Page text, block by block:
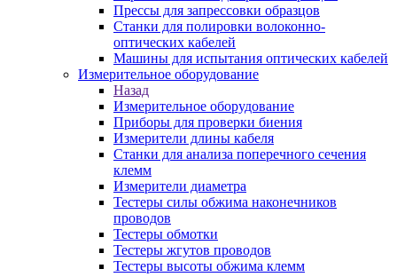
Прессы для запрессовки образцов
Станки для полировки волоконно-
оптических кабелей
Машины для испытания оптических кабелей
Измерительное оборудование
Назад
Измерительное оборудование
Приборы для проверки биения
Измерители длины кабеля
Станки для анализа поперечного сечения
клемм
Измерители диаметра
Тестеры силы обжима наконечников
проводов
Тестеры обмотки
Тестеры жгутов проводов
Тестеры высоты обжима клемм